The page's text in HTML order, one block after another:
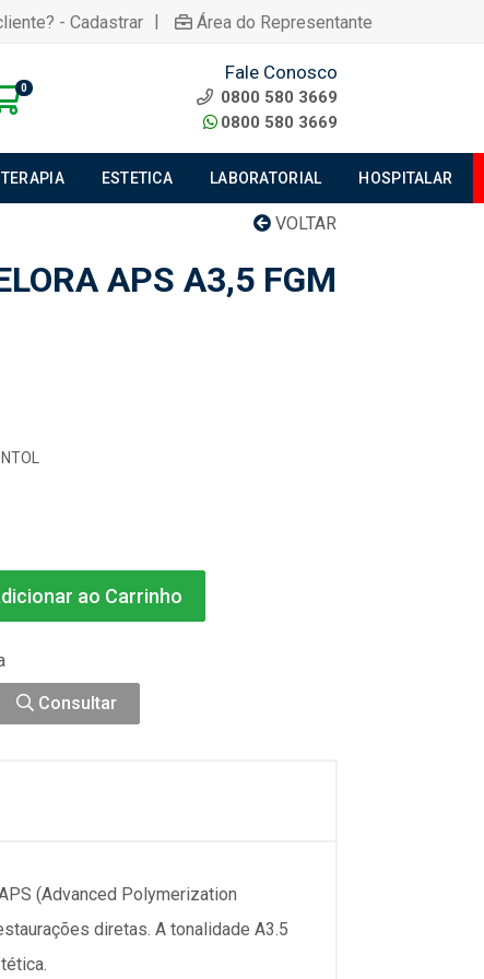
- Cadastrar | Área do Representante
0
Fale Conosco
0800 580 3669
0800 580 3669
ESTETICA LABORATORIAL HOSPITALAR
VOLTAR
APS A3,5 FGM
ao Carrinho
Consultar
(Advanced Polymerization
diretas. A tonalidade A3.5